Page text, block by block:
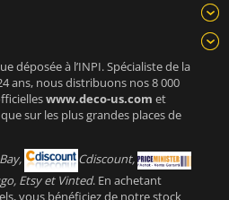
déposée à l’INPI. Spécialiste de la
ans, nous distribuons nos 8 000
www.deco-us.com et
sur les plus grandes places de
Cdiscount,
Etsy et Vinted. En achetant